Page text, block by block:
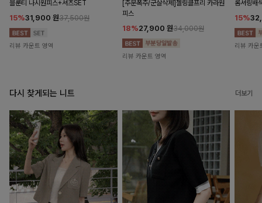
블룬티 나시원피스+셔츠SET
15%31,900 원37,500원
리뷰 카운트 영역
[주문폭주/군살삭제]젤링클프리 카라원
피스
18%27,900 원34,000원
리뷰 카운트 영역
롬셔링배
15%
리뷰 카운
다시 찾게되는 니트 더보기